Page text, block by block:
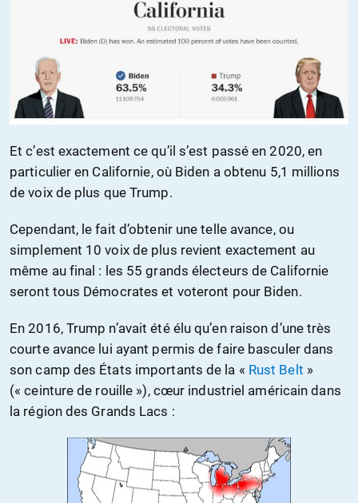
Et c’est exactement ce qu’il s’est passé en 2020, en
particulier en Californie, où Biden a obtenu 5,1 millions
de voix de plus que Trump.
Cependant, le fait d’obtenir une telle avance, ou
simplement 10 voix de plus revient exactement au
même au final : les 55 grands électeurs de Californie
seront tous Démocrates et voteront pour Biden.
En 2016, Trump n’avait été élu qu’en raison d’une très
courte avance lui ayant permis de faire basculer dans
son camp des États importants de la « Rust Belt »
(« ceinture de rouille »), cœur industriel américain dans
la région des Grands Lacs :